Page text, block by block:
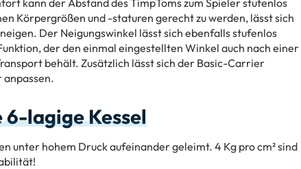
Körpergrößen und -staturen gerecht zu werden, lässt sich
Der Neigungswinkel lässt sich ebenfalls stufenlos
der den einmal eingestellten Winkel auch nach einer
behält. Zusätzlich lässt sich der Basic-Carrier
lagige Kessel
unter hohem Druck aufeinander geleimt. 4 Kg pro cm² sind